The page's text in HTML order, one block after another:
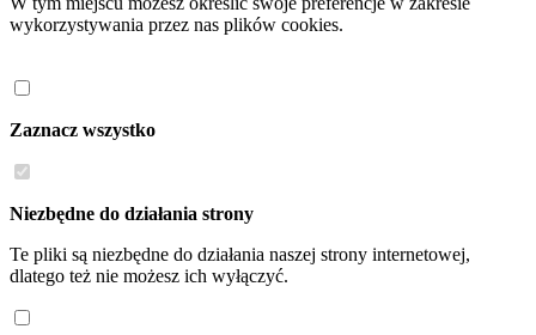
wykorzystywania przez nas plików cookies.
Zaznacz wszystko
Niezbędne do działania strony
Te pliki są niezbędne do działania naszej strony internetowej,
dlatego też nie możesz ich wyłączyć.